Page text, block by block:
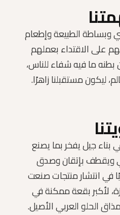
وبساطة الطبيعة وإطعام
على الاقتداء بعملهم
ما فيه شفاء للناس،
ليكون مستقبلنا زاهرًا.
جيل يفخر بما يصنع
ويقطف بإتقان وصدق
في انتشار منتجات صنعت
لأكبر بقعة ممكنة في
الحلو العربي الأصيل.